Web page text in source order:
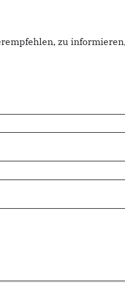
zu